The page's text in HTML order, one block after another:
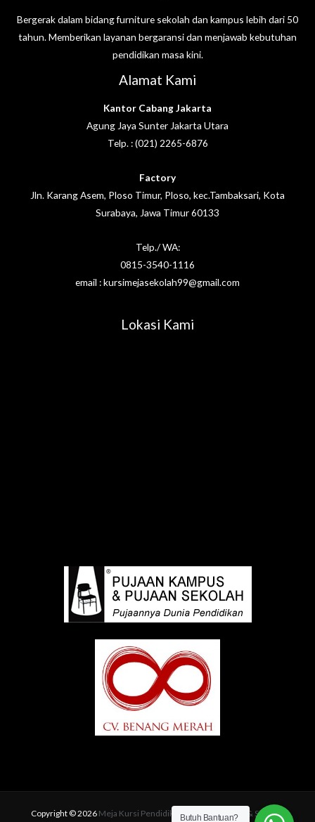
Bergerak dalam bidang furniture sekolah dan kampus lebih dari 50
tahun. Memberikan layanan bergaransi dan menjawab kebutuhan
pendidikan masa kini.
Alamat Kami
Kantor Cabang Jakarta
Agung Jaya Sunter Jakarta Utara
Telp. : (021) 2265-6876
Factory
Jln. Karang Asem, Ploso Timur, Ploso, kec.Tambaksari, Kota
Surabaya, Jawa Timur 60133
Telp./ WA:
0815-3540-1116
email : kursimejasekolah99@gmail.com
Lokasi Kami
Copyright © 2026 Meja Kursi Pendidikan | Pujaan Kampus & Sekolah
Butuh Bantuan?